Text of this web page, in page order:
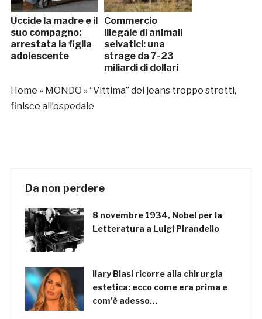
Uccide la madre e il
suo compagno:
arrestata la figlia
adolescente
Commercio
illegale di animali
selvatici: una
strage da 7-23
miliardi di dollari
Home » MONDO »“Vittima” dei jeans troppo stretti,
finisce all’ospedale
Da non perdere
8 novembre 1934, Nobel per la
Letteratura a Luigi Pirandello
Ilary Blasi ricorre alla chirurgia
estetica: ecco come era prima e
com’è adesso…